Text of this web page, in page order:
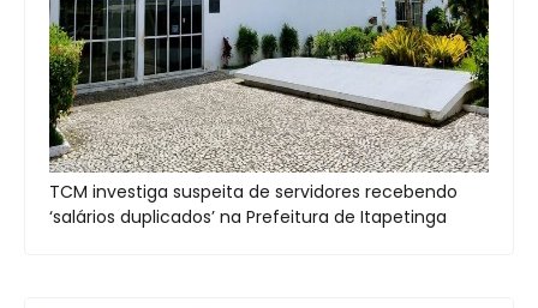
TCM investiga suspeita de servidores recebendo
‘salários duplicados’ na Prefeitura de Itapetinga